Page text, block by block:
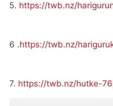
5. https://twb.nz/
6 .https://twb.nz/
7. https://twb.nz/hutke-